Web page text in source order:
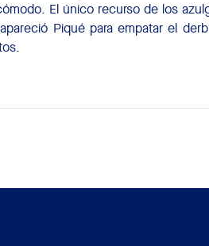
El único recurso de los
Piqué para empatar el